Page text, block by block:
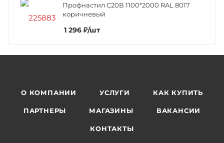
Профнастил C20В 1100*2000 RAL 8017
коричневый
1 296 ₽/шт
О КОМПАНИИ УСЛУГИ КАК КУПИТЬ
ПАРТНЕРЫ МАГАЗИНЫ ВАКАНСИИ
КОНТАКТЫ